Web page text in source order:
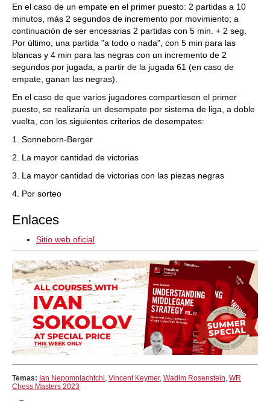
En el caso de un empate en el primer puesto: 2 partidas a 10
minutos, más 2 segundos de incremento por movimiento; a
continuación de ser encesarias 2 partidas con 5 min. + 2 seg.
Por último, una partida "a todo o nada", con 5 min para las
blancas y 4 min para las negras con un incremento de 2
segundos por jugada, a partir de la jugada 61 (en caso de
empate, ganan las negras).
En el caso de que varios jugadores compartiesen el primer
puesto, se realizaría un desempate por sistema de liga, a doble
vuelta, con los siguientes criterios de desempates:
1. Sonneborn-Berger
2. La mayor cantidad de victorias
3. La mayor cantidad de victorias con las piezas negras
4. Por sorteo
Enlaces
Sitio web oficial
Temas: Ian Nepomniachtchi, Vincent Keymer, Wadim Rosenstein, WR
Chess Masters 2023